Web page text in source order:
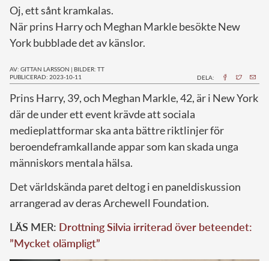
Oj, ett sånt kramkalas.
När prins Harry och Meghan Markle besökte New
York bubblade det av känslor.
AV: GITTAN LARSSON | BILDER: TT
PUBLICERAD: 2023-10-11
DELA:
Prins Harry, 39, och Meghan Markle, 42, är i New York
där de under ett event krävde att sociala
medieplattformar ska anta bättre riktlinjer för
beroendeframkallande appar som kan skada unga
människors mentala hälsa.
Det världskända paret deltog i en paneldiskussion
arrangerad av deras Archewell Foundation.
LÄS MER: Drottning Silvia irriterad över beteendet:
”Mycket olämpligt”